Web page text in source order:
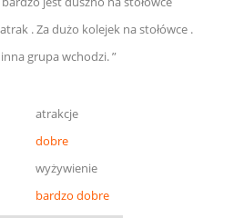
. Za dużo kolejek na stołówce .
grupa wchodzi. ”
atrakcje
dobre
wyżywienie
bardzo dobre